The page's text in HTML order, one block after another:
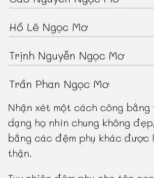
Hồ Lê Ngọc Mơ
Trịnh Nguyễn Ngọc Mơ
Trần Phan Ngọc Mơ
Nhận xét một cách công bằng
dạng họ nhìn chung không
bằng các đệm phụ khác được
thận.